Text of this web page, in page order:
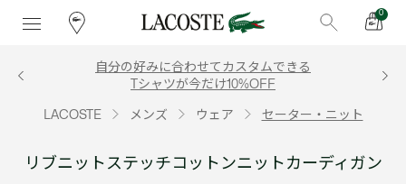
0
自分の好みに合わせてカスタムできる
Tシャツが今だけ10%OFF
LACOSTE メンズ ウェア セーター・ニット
リブニットステッチコットンニットカーディガン